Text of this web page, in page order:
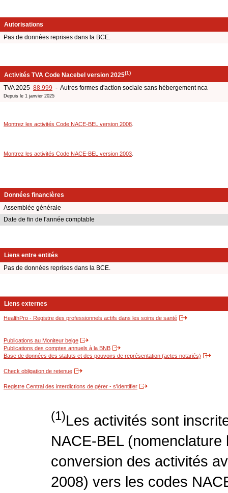
Autorisations
Pas de données reprises dans la BCE.
Activités TVA Code Nacebel version 2025(1)
TVA 2025 88.999 - Autres formes d'action sociale sans hébergement nca
Depuis le 1 janvier 2025
Montrez les activités Code NACE-BEL version 2008
Montrez les activités Code NACE-BEL version 2003
Données financières
Assemblée générale
Date de fin de l'année comptable
Liens entre entités
Pas de données reprises dans la BCE.
Liens externes
HealthPro - Registre des professionnels actifs dans les soins de santé
Publications au Moniteur belge
Publications des comptes annuels à la BNB
Base de données des statuts et des pouvoirs de représentation (actes notariés)
Check obligation de retenue
Registre Central des interdictions de gérer - s'identifier
(1)Les activités sont
NACE-BEL
conversion des activités
2008) vers les codes